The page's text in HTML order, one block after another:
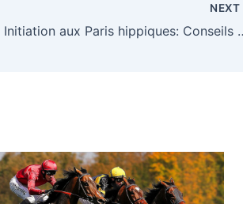
NEXT
Initiation aux Paris